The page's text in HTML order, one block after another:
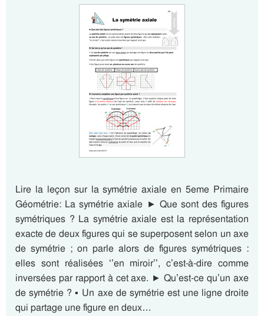
Lire la leçon sur la symétrie axiale en 5eme Primaire
Géométrie: La symétrie axiale ► Que sont des figures
symétriques ? La symétrie axiale est la représentation
exacte de deux figures qui se superposent selon un axe
de symétrie ; on parle alors de figures symétriques :
elles sont réalisées ‘’en miroir’’, c’est-à-dire comme
inversées par rapport à cet axe. ► Qu’est-ce qu’un axe
de symétrie ? ▪ Un axe de symétrie est une ligne droite
qui partage une figure en deux…